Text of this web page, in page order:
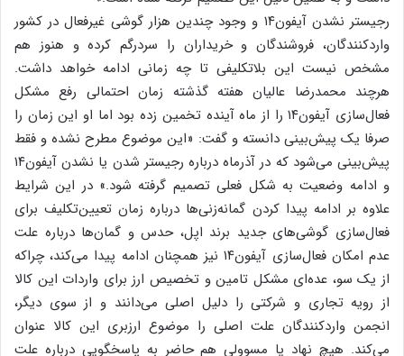
رجیستر نشدن آیفون۱۴ و وجود چندین هزار گوشی غیرفعال در کشور
واردکنندگان، فروشندگان و خریداران را سردرگم کرده و هنوز هم
مشخص نیست این بلاتکلیفی تا چه زمانی ادامه خواهد داشت.
هرچند محمدرضا عالیان هفته گذشته زمان احتمالی رفع مشکل
فعال‌سازی آیفون۱۴ را از ماه آینده تخمین زده بود اما او این زمان را
صرفا یک پیش‌بینی دانسته و گفت: «‌این موضوع مطرح نشده و فقط
پیش‌بینی می‌شود که در آذرماه درباره رجیستر شدن یا نشدن آیفون۱۴
و ادامه وضعیت به شکل فعلی تصمیم گرفته شود.» در این شرایط
علاوه بر ادامه پیدا کردن گمانه‌زنی‌ها درباره زمان تعیین‌تکلیف برای
فعال‌سازی گوشی‌های جدید برند اپل، حدس و گمان‌ها درباره علت
عدم امکان فعال‌سازی آیفون۱۴ نیز همچنان ادامه پیدا می‌کند، چراکه
از یک سو، عده‌ای مشکل تامین و تخصیص ارز برای واردات این کالا
از رویه تجاری و شرکتی را دلیل اصلی می‌دانند و از سوی دیگر،
انجمن واردکنندگان علت اصلی را موضوع ارزبری این کالا عنوان
می‌کند. هیچ نهاد یا مسوولی هم حاضر به پاسخگویی درباره علت